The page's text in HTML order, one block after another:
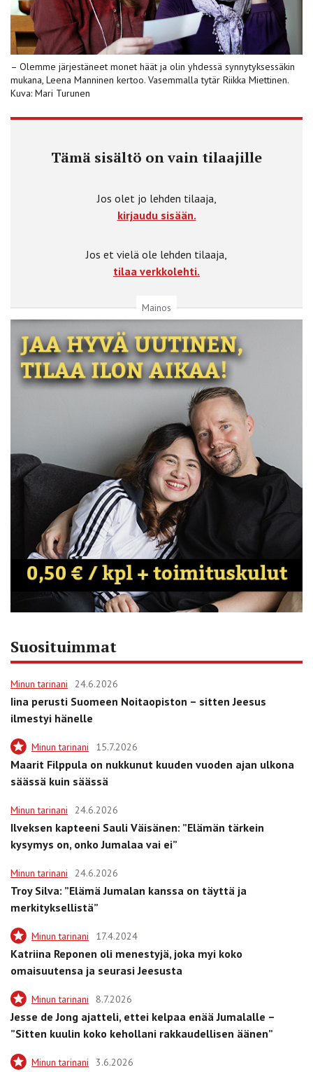
– Olemme järjestäneet monet häät ja olin yhdessä synnytyksessäkin
mukana, Leena Manninen kertoo. Vasemmalla tytär Riikka Miettinen.
Kuva: Mari Turunen
Tämä sisältö on vain tilaajille
Jos olet jo lehden tilaaja,
kirjaudu sisään.
Jos et vielä ole lehden tilaaja,
tilaa verkkolehti.
Mainos
Suosituimmat
Minun tarinani 24.6.2026
Iina perusti Suomeen Noitaopiston – sitten Jeesus
ilmestyi hänelle
Minun tarinani 15.7.2026
Maarit Filppula on nukkunut kuuden vuoden ajan ulkona
säässä kuin säässä
Minun tarinani 24.6.2026
Ilveksen kapteeni Sauli Väisänen: ”Elämän tärkein
kysymys on, onko Jumalaa vai ei”
Minun tarinani 24.6.2026
Troy Silva: ”Elämä Jumalan kanssa on täyttä ja
merkityksellistä”
Minun tarinani 17.4.2024
Katriina Reponen oli menestyjä, joka myi koko
omaisuutensa ja seurasi Jeesusta
Minun tarinani 8.7.2026
Jesse de Jong ajatteli, ettei kelpaa enää Jumalalle –
”Sitten kuulin koko kehollani rakkaudellisen äänen”
Minun tarinani 3.6.2026